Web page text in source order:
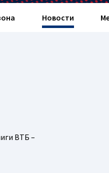
Новости
ВТБ –